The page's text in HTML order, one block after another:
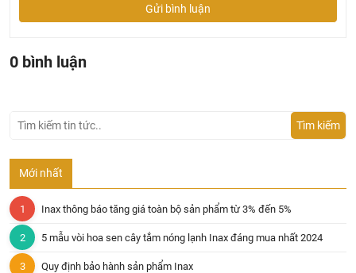
Gửi bình luận
0 bình luận
Tìm kiếm
Mới nhất
Inax thông báo tăng giá toàn bộ sản phẩm từ 3% đến 5%
5 mẫu vòi hoa sen cây tắm nóng lạnh Inax đáng mua nhất 2024
Quy định bảo hành sản phẩm Inax